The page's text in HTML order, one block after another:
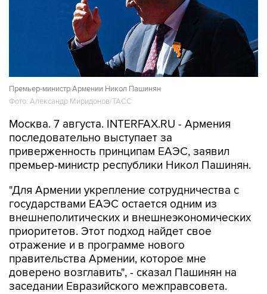
Премьер-министр Армении Никол Пашинян
Фото: Александр Миридонов/ТАСС
Москва. 7 августа. INTERFAX.RU - Армения
последовательно выступает за
приверженность принципам ЕАЭС, заявил
премьер-министр республики Никол Пашинян.
"Для Армении укрепление сотрудничества с
государствами ЕАЭС остается одним из
внешнеполитических и внешнеэкономических
приоритетов. Этот подход найдет свое
отражение и в программе нового
правительства Армении, которое мне
доверено возглавить", - сказал Пашинян на
заседании Евразийского межправсовета.